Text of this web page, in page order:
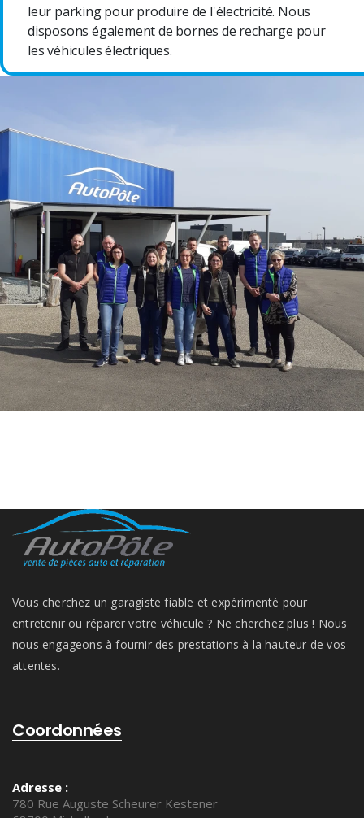
leur parking pour produire de l'électricité. Nous
disposons également de bornes de recharge pour
les véhicules électriques.
Vous cherchez un garagiste fiable et expérimenté pour
entretenir ou réparer votre véhicule ? Ne cherchez plus ! Nous
nous engageons à fournir des prestations à la hauteur de vos
attentes.
Coordonnées
Adresse :
780 Rue Auguste Scheurer Kestener